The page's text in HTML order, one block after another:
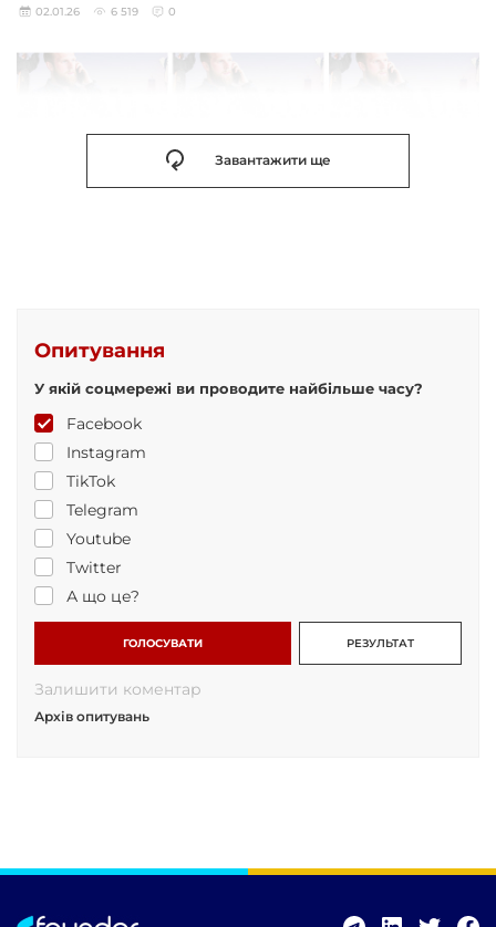
02.01.26 6 519 0
Завантажити ще
Опитування
У якій соцмережі ви проводите найбільше часу?
Facebook
Instagram
TikTok
Telegram
Youtube
Twitter
А що це?
ГОЛОСУВАТИ РЕЗУЛЬТАТ
Залишити коментар
Архів опитувань